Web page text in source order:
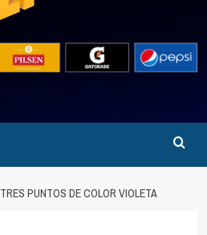
TRES PUNTOS DE COLOR VIOLETA